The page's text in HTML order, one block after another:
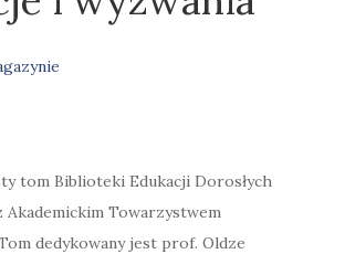
tom Biblioteki Edukacji Dorosłych
Akademickim Towarzystwem
dedykowany jest prof. Oldze